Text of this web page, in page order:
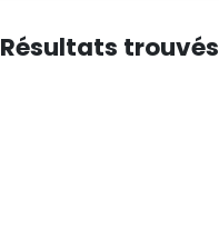
Résultats trouvés